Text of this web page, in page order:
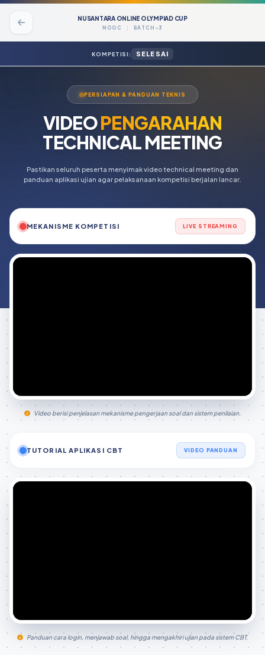
NUSANTARA ONLINE OLYMPIAD CUP
NOOC BATCH-3
KOMPETISI: SELESAI
PERSIAPAN & PANDUAN TEKNIS
VIDEOPENGARAHAN
TECHNICAL MEETING
Pastikan seluruh peserta menyimak video technical meeting dan
panduan aplikasi ujian agar pelaksanaan kompetisi berjalan lancar.
MEKANISME KOMPETISI LIVE STREAMING
Video berisi penjelasan mekanisme pengerjaan soal dan sistem penilaian.
TUTORIAL APLIKASI CBT VIDEO PANDUAN
Panduan cara login, menjawab soal, hingga mengakhiri ujian pada sistem CBT.